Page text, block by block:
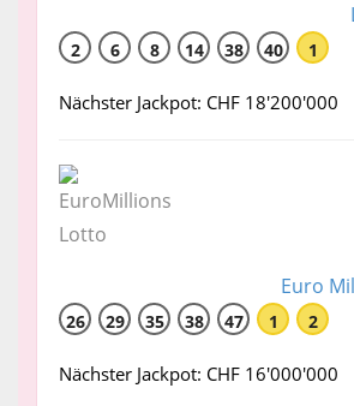
2 6 8 14 38 40 1
Nächster Jackpot: CHF 18'200'000
Euro
26 29 35 38 47 1 2
Nächster Jackpot: CHF 16'000'000